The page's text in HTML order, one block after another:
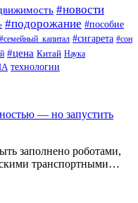
#новости
#подорожание #пособие
#семейный_капитал #сигарета #сон
#цена Китай Наука
технологии
— но запустить
заполнено роботами,
транспортными…